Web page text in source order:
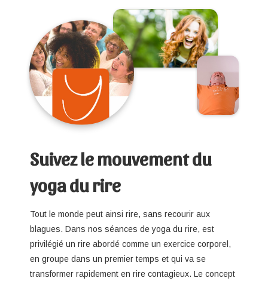
Suivez le mouvement du
yoga du rire
Tout le monde peut ainsi rire, sans recourir aux
blagues. Dans nos séances de yoga du rire, est
privilégié un rire abordé comme un exercice corporel,
en groupe dans un premier temps et qui va se
transformer rapidement en rire contagieux. Le concept